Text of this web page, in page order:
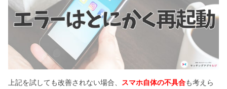
上記を試しても改善されない場合、 スマホ自体の不具合も考えら